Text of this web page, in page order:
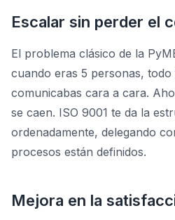
Escalar sin perder el
El problema clásico de la
cuando eras 5 personas,
comunicabas cara a cara.
se caen. ISO 9001 te da la
ordenadamente, delegando
procesos están definidos.
Mejora en la